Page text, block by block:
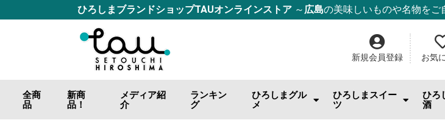
ひろしまブランドショップTAUオンラインストア ～ 広島の美味しいものや名物をご
新規会員登録 お気
全商
品
新商
品！
メディア紹
介
ランキン
グ
ひろしまグル
メ
ひろしまスイー
ツ
ひろ
酒